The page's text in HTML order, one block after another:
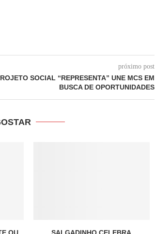
próximo post
SOCIAL “REPRESENTA” UNE MCS EM
BUSCA DE OPORTUNIDADES
OU SALGADINHO CELEBRA